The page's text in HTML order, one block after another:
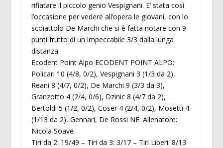
rifiatare il piccolo genio Vespignani. E’ stata così
l’occasione per vedere all’opera le giovani, con lo
scoiattolo De Marchi che si è fatta notare con 9
punti frutto di un impeccabile 3/3 dalla lunga
distanza.
Ecodent Point Alpo ECODENT POINT ALPO:
Policari 10 (4/8, 0/2), Vespignani 3 (1/3 da 2),
Reani 8 (4/7, 0/2), De Marchi 9 (3/3 da 3),
Granzotto 4 (2/4, 0/6), Dzinic 8 (4/7 da 2),
Bertoldi 5 (1/2, 0/2), Coser 4 (2/4, 0/2), Mosetti 4
(1/13 da 2), Gennari, De Rossi NE. Allenatore:
Nicola Soave
Tiri da 2: 19/49 – Tiri da 3: 3/17 – Tiri Liberi: 8/13